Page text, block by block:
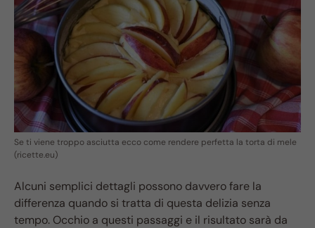
Se ti viene troppo asciutta ecco come rendere perfetta la torta di mele
(ricette.eu)
Alcuni semplici dettagli possono davvero fare la
differenza quando si tratta di questa delizia senza
tempo. Occhio a questi passaggi e il risultato sarà da